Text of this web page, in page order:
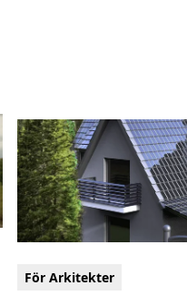
För Arkitekter